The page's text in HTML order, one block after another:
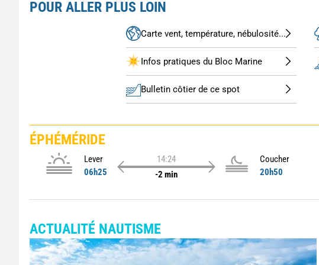
POUR ALLER PLUS LOIN
Carte vent, température, nébulosité...
Infos pratiques du Bloc Marine
Bulletin côtier de ce spot
ÉPHÉMÉRIDE
Lever
06h25
14:24
-2 min
Coucher
20h50
ACTUALITÉ NAUTISME